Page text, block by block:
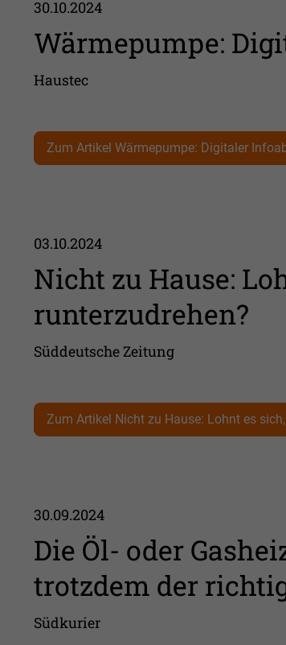
30.10.2024
Wärmepumpe:
Haustec
Zum Artikel Wärmepumpe: Digitaler
03.10.2024
Nicht zu Hause:
runterzudrehen?
Süddeutsche Zeitung
Zum Artikel Nicht zu Hause: Lohnt es
30.09.2024
Die Öl- oder
trotzdem der
Südkurier